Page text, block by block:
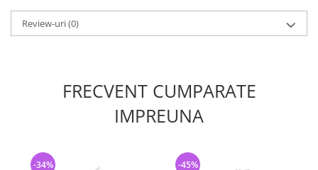
Review-uri(0)
FRECVENT CUMPARATE
IMPREUNA
-34% -45%